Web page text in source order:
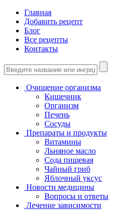
Главная
Добавить рецепт
Блог
Все рецепты
Контакты
Очищение организма
Кишечник
Организм
Печень
Сосуды
Препараты и продукты
Витамины
Льняное масло
Сода пищевая
Чайный гриб
Яблочный уксус
Новости медицины
Вопросы и ответы
Лечение зависимости